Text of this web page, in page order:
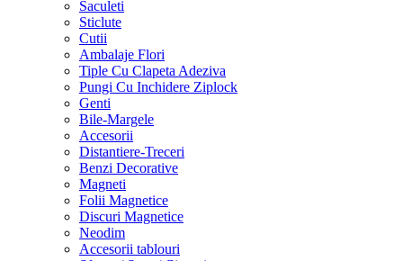
Saculeti
Sticlute
Cutii
Ambalaje Flori
Tiple Cu Clapeta Adeziva
Pungi Cu Inchidere Ziplock
Genti
Bile-Margele
Accesorii
Distantiere-Treceri
Benzi Decorative
Magneti
Folii Magnetice
Discuri Magnetice
Neodim
Accesorii tablouri